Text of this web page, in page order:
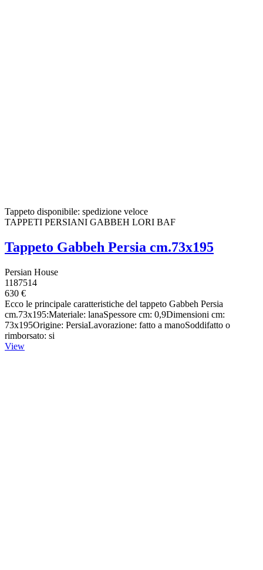
Tappeto disponibile: spedizione veloce
TAPPETI PERSIANI GABBEH LORI BAF
Tappeto Gabbeh Persia cm.73x195
Persian House
1187514
630 €
Ecco le principale caratteristiche del tappeto Gabbeh Persia
cm.73x195:Materiale: lanaSpessore cm: 0,9Dimensioni cm:
73x195Origine: PersiaLavorazione: fatto a manoSoddifatto o
rimborsato: si
View